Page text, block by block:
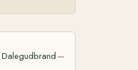
Dalegudbrand —